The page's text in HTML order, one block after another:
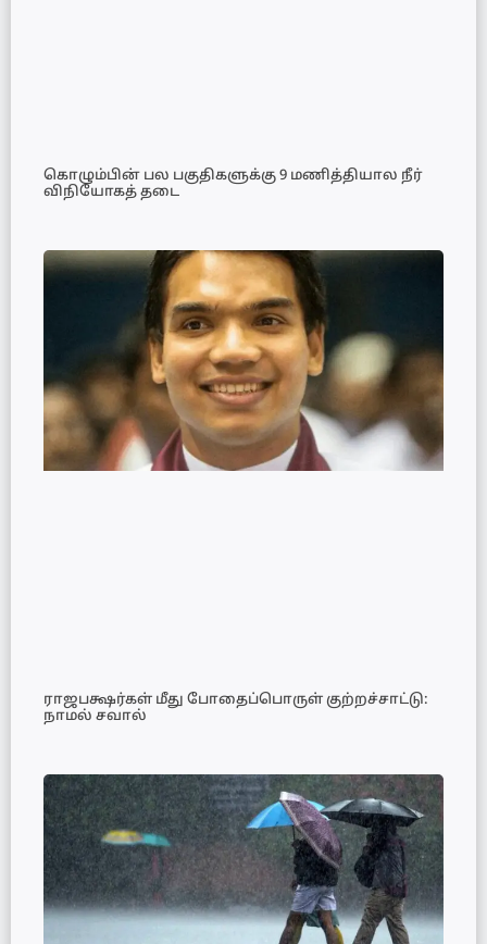
கொழும்பின் பல பகுதிகளுக்கு 9 மணித்தியால நீர்
விநியோகத் தடை
ராஜபக்ஷர்கள் மீது போதைப்பொருள் குற்றச்சாட்டு:
நாமல் சவால்